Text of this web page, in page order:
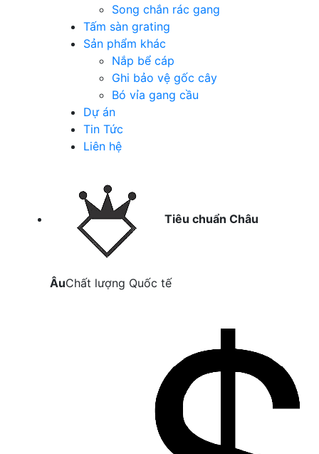
Song chắn rác gang
Tấm sàn grating
Sản phẩm khác
Nắp bể cáp
Ghi bảo vệ gốc cây
Bó vỉa gang cầu
Dự án
Tin Tức
Liên hệ
Tiêu chuẩn Châu
ÂuChất lượng Quốc tế